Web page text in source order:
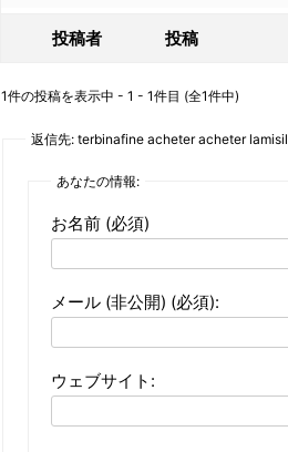
投稿者 投稿
1件の投稿を表示中 - 1 - 1件目 (全1件中)
返信先: terbinafine acheter acheter lamisil
あなたの情報:
お名前 (必須)
メール (非公開) (必須):
ウェブサイト: